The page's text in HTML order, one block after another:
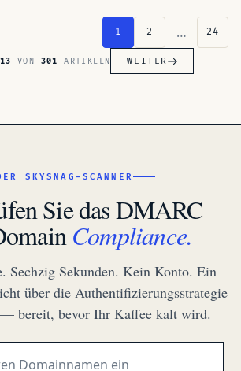
1 2 … 24
13 VON 301 ARTIKELN WEITER
SKYSNAG-SCANNER
Sie das DMARC
Compliance.
Sechzig Sekunden. Kein Konto. Ein
über die Authentifizierungsstrategie
bereit, bevor Ihr Kaffee kalt wird.